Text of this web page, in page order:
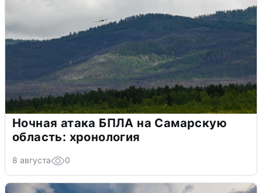
Ночная атака БПЛА на Самарскую
область: хронология
8 августа 0